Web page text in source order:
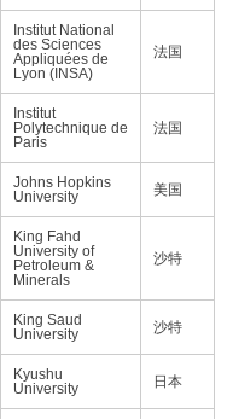
Institut National
des Sciences
Appliquées de
Lyon (INSA)
法国
Institut
Polytechnique de
Paris
法国
Johns Hopkins
University
美国
King Fahd
University of
Petroleum &
Minerals
沙特
King Saud
University
沙特
Kyushu
University
日本